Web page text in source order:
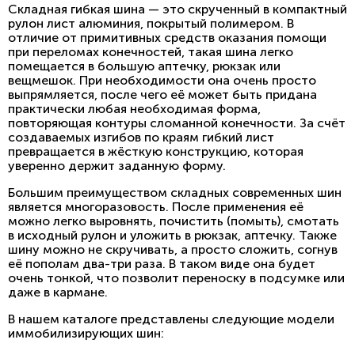
Складная гибкая шина — это скрученный в компактный
рулон лист алюминия, покрытый полимером. В
отличие от примитивных средств оказания помощи
при переломах конечностей, такая шина легко
помещается в большую аптечку, рюкзак или
вещмешок. При необходимости она очень просто
выпрямляется, после чего её может быть придана
практически любая необходимая форма,
повторяющая контуры сломанной конечности. За счёт
создаваемых изгибов по краям гибкий лист
превращается в жёсткую конструкцию, которая
уверенно держит заданную форму.
Большим преимуществом складных современных шин
является многоразовость. После применения её
можно легко выровнять, почистить (помыть), смотать
в исходный рулон и уложить в рюкзак, аптечку. Также
шину можно не скручивать, а просто сложить, согнув
её пополам два-три раза. В таком виде она будет
очень тонкой, что позволит переноску в подсумке или
даже в кармане.
В нашем каталоге представлены следующие модели
иммобилизирующих шин: